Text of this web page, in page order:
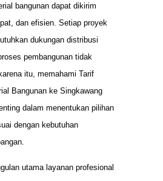
bangunan dapat dikirim
dan efisien. Setiap proyek
dukungan distribusi
pembangunan tidak
itu, memahami Tarif
Bangunan ke Singkawang
dalam menentukan pilihan
dengan kebutuhan
utama layanan profesional